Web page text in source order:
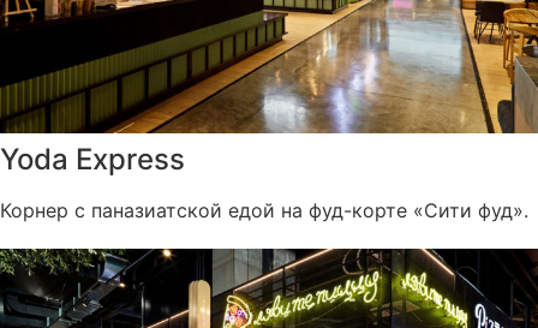
Yoda Express
Корнер с паназиатской едой на фуд-корте «Сити фуд».